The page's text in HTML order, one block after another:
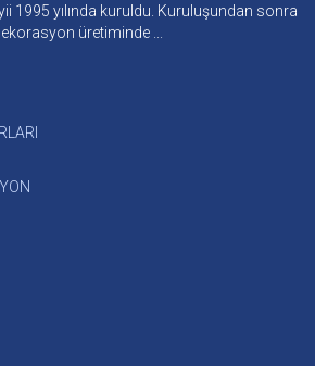
1995 yılında kuruldu. Kuruluşundan sonra
üretiminde ...